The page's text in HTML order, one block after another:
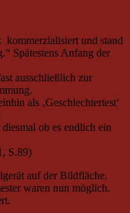
kommerzialisiert und stand
Spätestens Anfang der
ausschließlich zur
als ‚Geschlechtertest‘
ob es endlich ein
S.89)
auf der Bildfläche.
waren nun möglich.